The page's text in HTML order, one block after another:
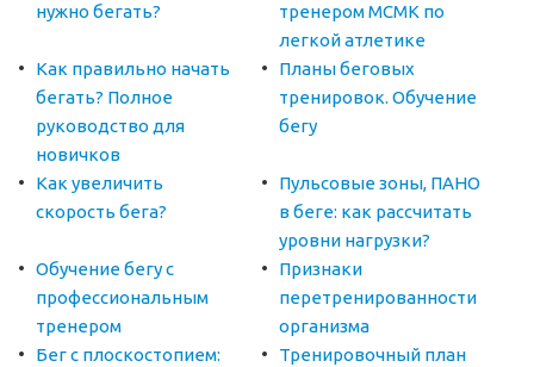
нужно бегать?
тренером МСМК по
легкой атлетике
Как правильно начать
бегать? Полное
руководство для
новичков
Планы беговых
тренировок. Обучение
бегу
Как увеличить
скорость бега?
Пульсовые зоны, ПАНО
в беге: как рассчитать
уровни нагрузки?
Обучение бегу с
профессиональным
тренером
Признаки
перетренированности
организма
Бег с плоскостопием:
Тренировочный план